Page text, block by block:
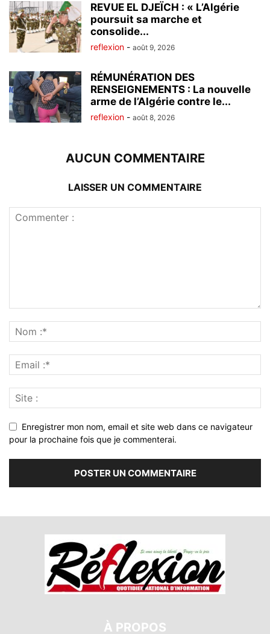
REVUE EL DJEÏCH : « L’Algérie
poursuit sa marche et
consolide...
reflexion - août 9, 2026
RÉMUNÉRATION DES
RENSEIGNEMENTS : La nouvelle
arme de l’Algérie contre le...
reflexion - août 8, 2026
AUCUN COMMENTAIRE
LAISSER UN COMMENTAIRE
Enregistrer mon nom, email et site web dans ce navigateur
pour la prochaine fois que je commenterai.
À PROPOS